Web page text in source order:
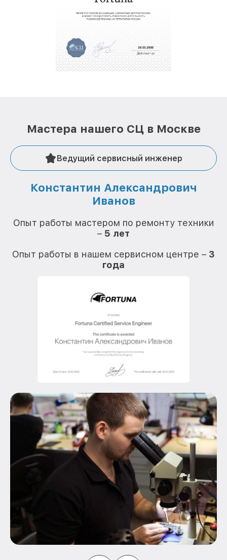
крупногабаритной техники, которые
обеспечат доставку устройств в сервис в
полной сохранности и бесплатно.
положительные отзывы и обрели отличную
репутацию. Мы постоянно совершенствуемся и
Мастера нашего СЦ в Москве
Ведущий сервисный инженер
Константин Александрович
Иванов
Опыт работы мастером по ремонту техники
– 5 лет
Опыт работы в нашем сервисном центре – 3
года